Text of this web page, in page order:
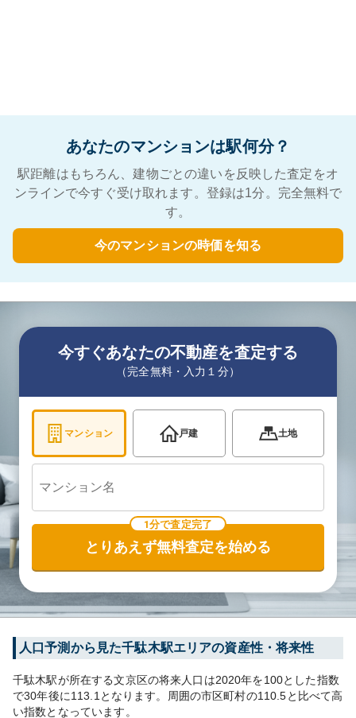
あなたのマンションは駅何分？
駅距離はもちろん、建物ごとの違いを反映した査定をオ
ンラインで今すぐ受け取れます。登録は1分。完全無料で
す。
今のマンションの時価を知る
今すぐあなたの不動産を査定する
（完全無料・入力１分）
マンション 戸建 土地
1分で査定完了
とりあえず無料査定を始める
人口予測から見た千駄木駅エリアの資産性・将来性
千駄木駅が所在する文京区の将来人口は2020年を100とした指数
で30年後に113.1 となります。 周囲の市区町村の110.5と比べて高
い指数となっています。